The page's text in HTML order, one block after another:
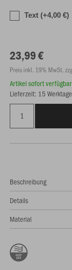
Text (+4,00 €)
23,99 €
Preis inkl. 19% MwSt.
Artikel sofort verfügbar
Lieferzeit: 15 Werktage
Beschreibung
Details
Material